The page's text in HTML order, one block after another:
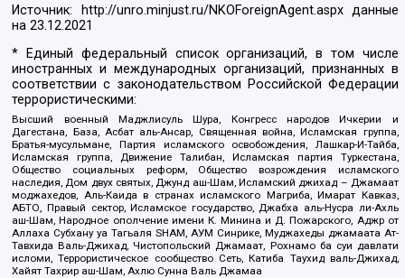
Источник: http://unro.minjust.ru/NKOForeignAgent.aspxданные
на23.12.2021
* Единый федеральный список организаций, в том числе
иностранных и международных организаций, признанных в
соответствии с законодательством Российской Федерации
террористическими:
Высший военный Маджлисуль Шура, Конгресс народов Ичкерии и
Дагестана, База, Асбат аль-Ансар, Священная война, Исламская группа,
Братья-мусульмане, Партия исламского освобождения, Лашкар-И-Тайба,
Исламская группа, Движение Талибан, Исламская партия Туркестана,
Общество социальных реформ, Общество возрождения исламского
наследия, Дом двух святых, Джунд аш-Шам, Исламский джихад – Джамаат
моджахедов, Аль-Каида в странах исламского Магриба, Имарат Кавказ,
АБТО, Правый сектор, Исламское государство, Джабха аль-Нусра ли-Ахль
аш-Шам, Народное ополчение имени К. Минина и Д. Пожарского, Аджр от
Аллаха Субхану уа Тагьаля SHAM, АУМ Синрике, Муджахеды джамаата Ат-
Тавхида Валь-Джихад, Чистопольский Джамаат, Рохнамо ба суи давлати
исломи, Террористическое сообщество Сеть, Катиба Таухид валь-Джихад,
Хайят Тахрир аш-Шам, Ахлю Сунна Валь Джамаа